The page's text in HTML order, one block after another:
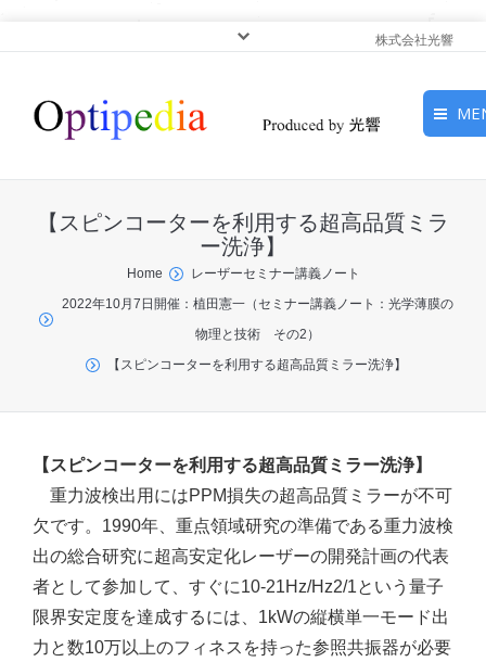
株式会社光響
ピックアップ
光応用・アプリケーショ
ン
【スピンコーターを利用する超高品質ミラ
ー洗浄】
You are here:Home
レーザーセミナー講義ノート
2022年10月7日開催：植田憲一（セミナー講義ノート：光学薄膜の
物理と技術 その2）
【スピンコーターを利用する超高品質ミラー洗浄】
【スピンコーターを利用する超高品質ミラー洗浄】
重力波検出用にはPPM損失の超高品質ミラーが不可
欠です。1990年、重点領域研究の準備である重力波検
出の総合研究に超高安定化レーザーの開発計画の代表
者として参加して、すぐに10-21Hz/Hz2/1という量子
限界安定度を達成するには、1kWの縦横単一モード出
力と数10万以上のフィネスを持った参照共振器が必要